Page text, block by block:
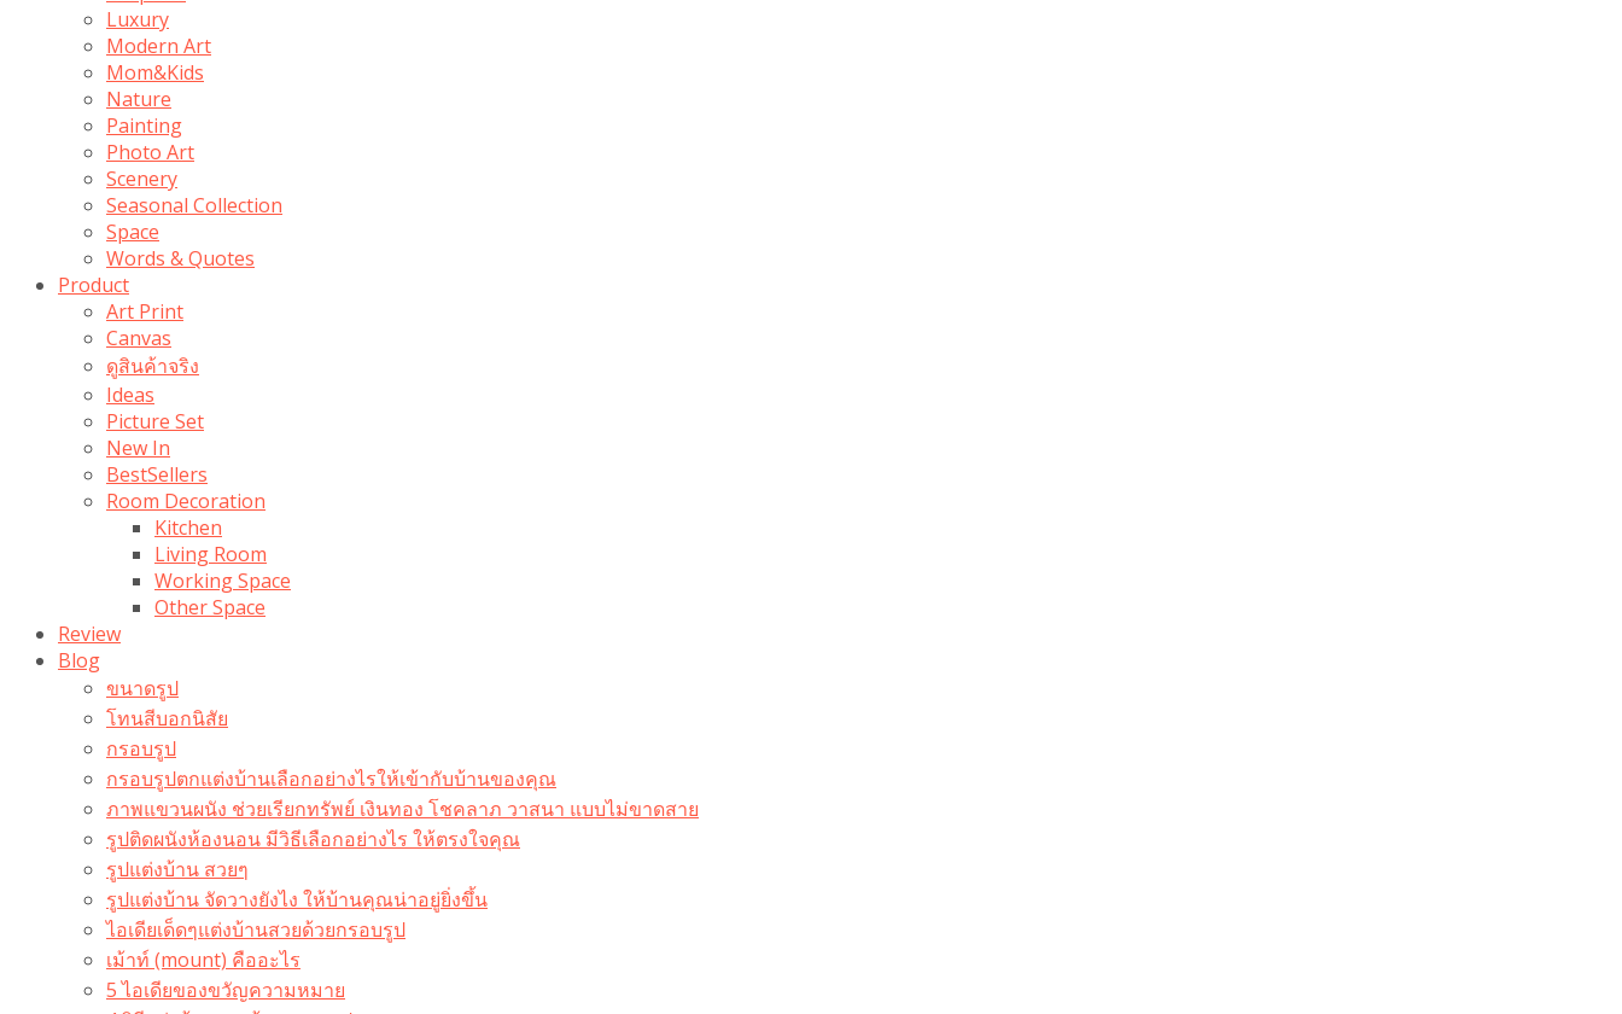
Luxury
Modern Art
Mom&Kids
Nature
Painting
Photo Art
Scenery
Seasonal Collection
Space
Words & Quotes
Product
Art Print
Canvas
ดูสินค้าจริง
Ideas
Picture Set
New In
BestSellers
Room Decoration
Kitchen
Living Room
Working Space
Other Space
Review
Blog
ขนาดรูป
โทนสีบอกนิสัย
กรอบรูป
กรอบรูปตกแต่งบ้านเลือกอย่างไรให้เข้ากับบ้านของคุณ
ภาพแขวนผนัง ช่วยเรียกทรัพย์ เงินทอง โชคลาภ วาสนา แบบไม่ขาดสาย
รูปติดผนังห้องนอน มีวิธีเลือกอย่างไร ให้ตรงใจคุณ
รูปแต่งบ้าน สวยๆ
รูปแต่งบ้าน จัดวางยังไง ให้บ้านคุณน่าอยู่ยิ่งขึ้น
ไอเดียเด็ดๆแต่งบ้านสวยด้วยกรอบรูป
เม้าท์ (mount) คืออะไร​
5 ไอเดียของขวัญความหมาย